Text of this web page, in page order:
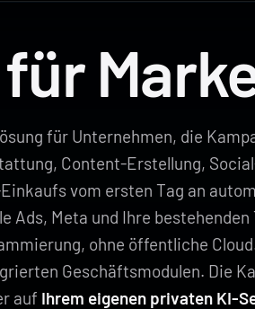
für Unternehmen, die
Content-Erstellung,
vom ersten Tag an
Ads, Meta und Ihre
ohne öffentliche
Geschäftsmodulen. Die
auf Ihrem eigenen privaten KI-